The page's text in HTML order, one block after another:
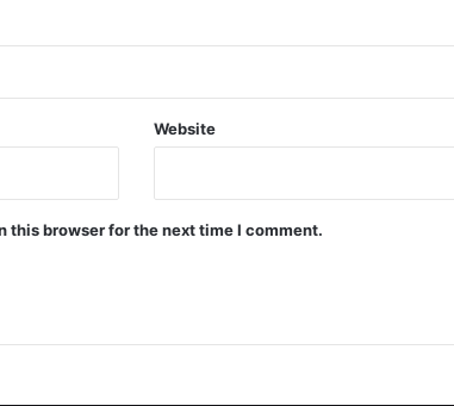
Website
this browser for the next time I comment.